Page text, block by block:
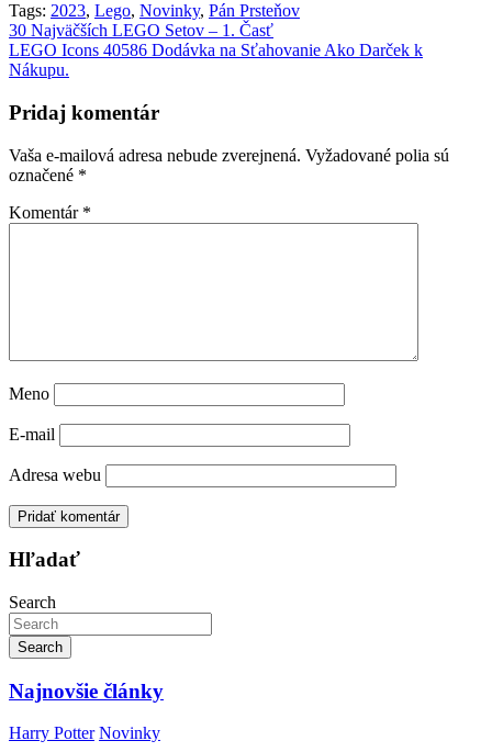
Tags: 2023, Lego, Novinky, Pán Prsteňov
Navigácia
v
30 Najväčších LEGO Setov – 1. Časť
LEGO Icons 40586 Dodávka na Sťahovanie Ako Darček k
Nákupu.
Pridaj komentár
Vaša e-mailová adresa nebude zverejnená. Vyžadované polia sú
označené *
Komentár *
Meno
E-mail
Adresa webu
Hľadať
Search
Search
Najnovšie články
Harry Potter Novinky